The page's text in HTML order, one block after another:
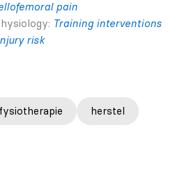
pain
Training interventions
risk
fysiotherapie herstel